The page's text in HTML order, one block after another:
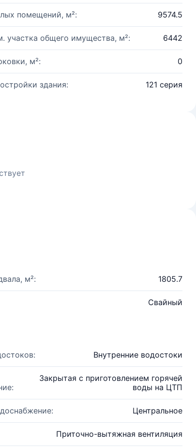
помещений, м²: 9574.5
участка общего имущества, м²: 6442
м²: 0
здания: 121 серия
м²: 1805.7
Свайный
Внутренние водостоки
Закрытая с приготовлением горячей
воды на ЦТП
Центральное
Приточно-вытяжная вентиляция